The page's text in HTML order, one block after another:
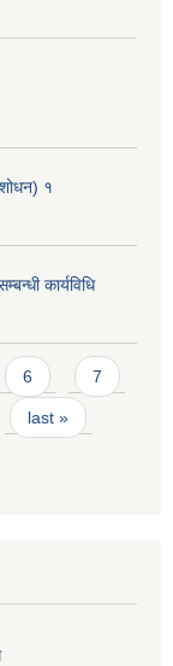
१
कार्यविधि
6 7
last »